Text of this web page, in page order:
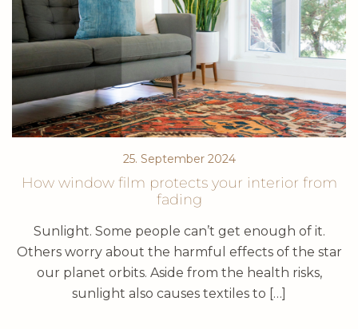
25. September 2024
How window film protects your interior from
fading
Sunlight. Some people can’t get enough of it.
Others worry about the harmful effects of the star
our planet orbits. Aside from the health risks,
sunlight also causes textiles to […]